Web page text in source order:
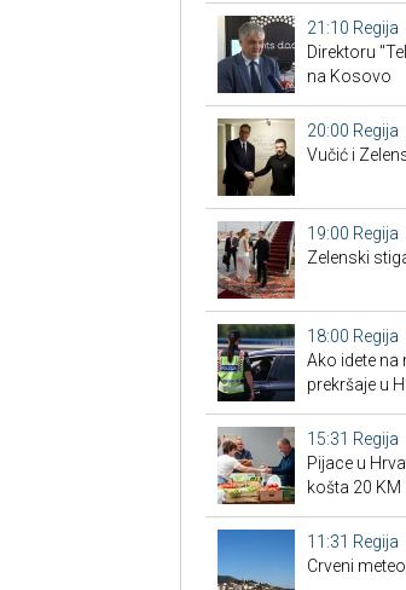
21:10 Regija
Direktoru
na Kosovo
20:00 Regija
Vučić i
19:00 Regija
Zelenski
18:00 Regija
Ako idete na
prekršaje u
15:31 Regija
Pijace u
košta 20 KM
11:31 Regija
Crveni